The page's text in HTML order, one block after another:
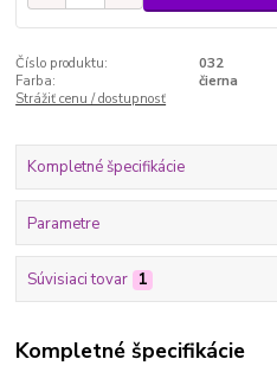
Číslo produktu:
032
Farba:
čierna
Strážiť cenu / dostupnosť
Kompletné špecifikácie
Parametre
Súvisiaci tovar 1
Kompletné špecifikácie